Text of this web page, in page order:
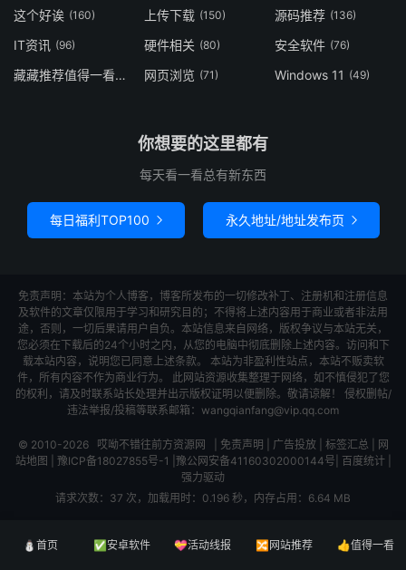
这个好诶 (160) 上传下载 (150) 源码推荐 (136)
IT资讯 (96) 硬件相关 (80) 安全软件 (76)
藏藏推荐值得一看(73) 网页浏览 (71) Windows 11 (49)
你想要的这里都有
每天看一看总有新东西
每日福利TOP100  永久地址/地址发布页 
免责声明：本站为个人博客，博客所发布的一切修改补丁、注册机和注册信息
及软件的文章仅限用于学习和研究目的；不得将上述内容用于商业或者非法用
途，否则，一切后果请用户自负。本站信息来自网络，版权争议与本站无关，
您必须在下载后的24个小时之内，从您的电脑中彻底删除上述内容。访问和下
载本站内容，说明您已同意上述条款。 本站为非盈利性站点，本站不贩卖软
件，所有内容不作为商业行为。 此网站资源收集整理于网络，如不慎侵犯了您
的权利，请及时联系站长处理并出示版权证明以便删除。敬请谅解！ 侵权删帖/
违法举报/投稿等联系邮箱：wangqianfang@vip.qq.com
© 2010-2026 哎呦不错往前方资源网 免责声明 广告投放| 标签汇总
网
站地图
豫ICP备18027855号-1 豫公网安备41160302000144号 百度统计|
强力驱动
请求次数：37 次，加载用时：0.196 秒，内存占用：6.64 MB
⛄首页 ✅安卓软件 💝活动线报 🔀网站推荐 👍值得一看